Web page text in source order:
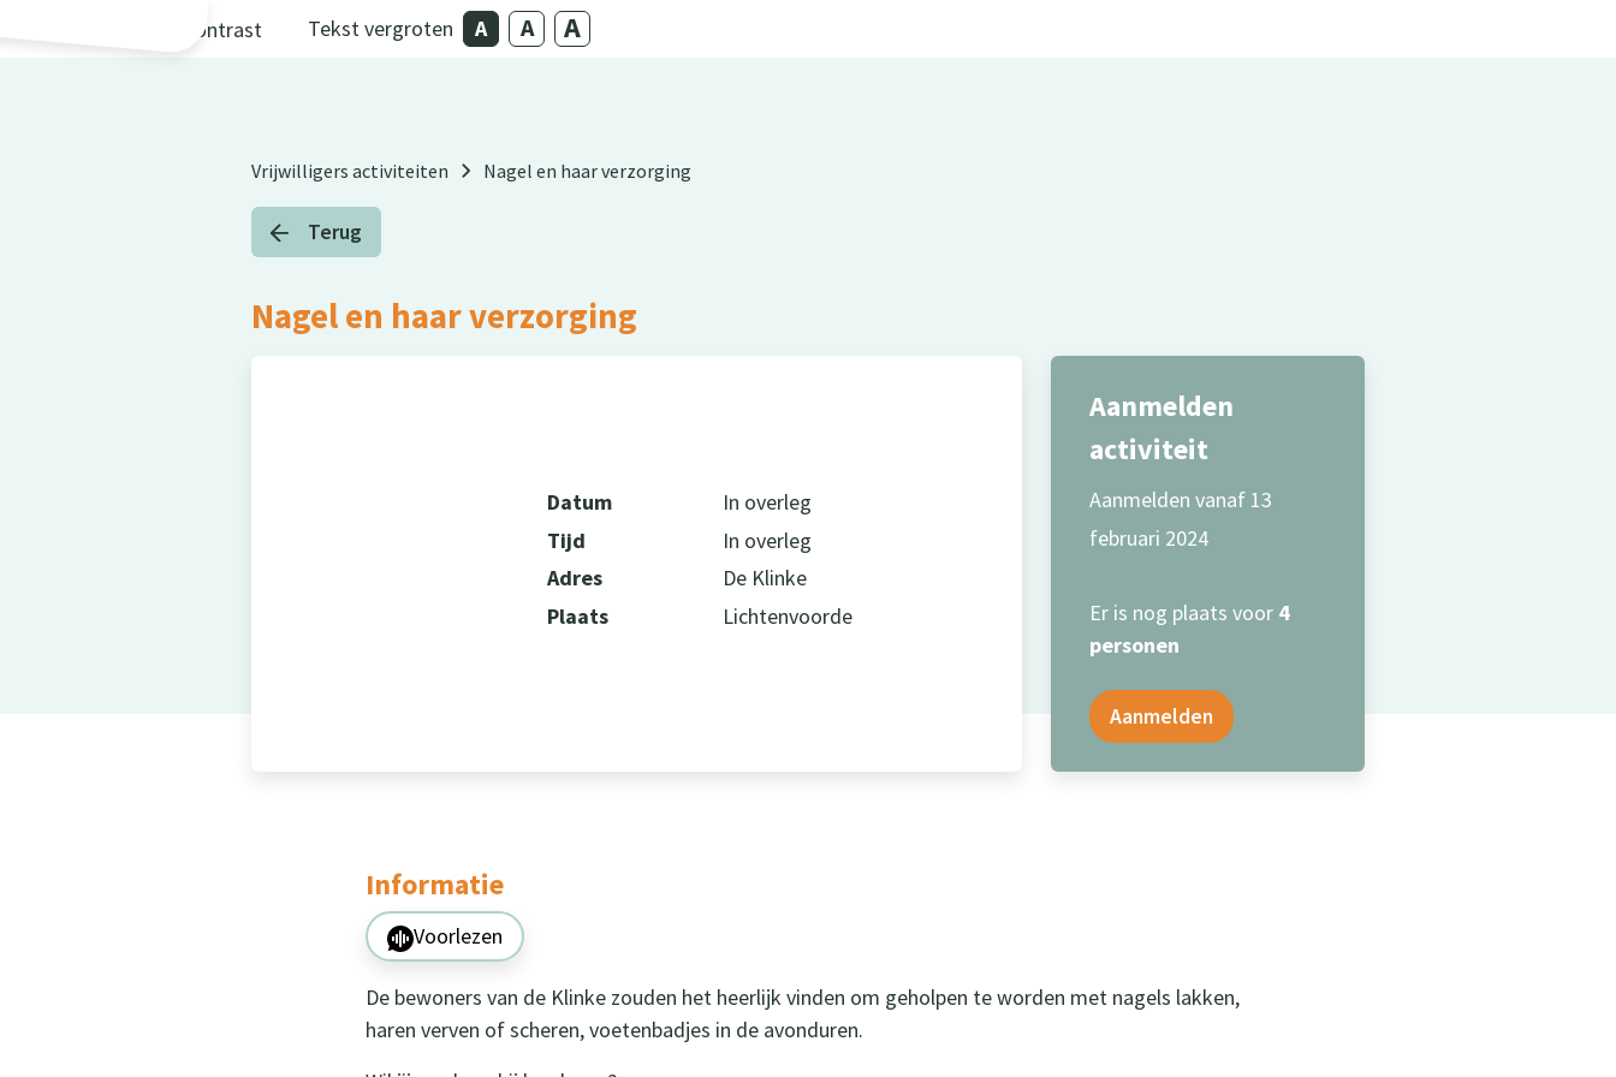
Contrast Tekst vergroten
Vrijwilligers activiteiten Nagel en haar verzorging
Terug
Nagel en haar verzorging
Datum
In overleg
Tijd
In overleg
Adres
De Klinke
Plaats
Lichtenvoorde
Aanmelden
activiteit
Aanmelden vanaf 13
februari 2024
Er is nog plaats voor 4
personen
Aanmelden
Informatie
Voorlezen
De bewoners van de Klinke zouden het heerlijk vinden om geholpen te worden met nagels lakken,
haren verven of scheren, voetenbadjes in de avonduren.